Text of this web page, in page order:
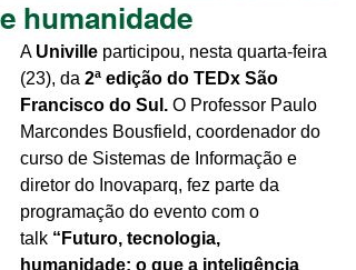
e humanidade
A Univille participou, nesta quarta-feira
(23), da 2ª edição do TEDx São
Francisco do Sul. O Professor Paulo
Marcondes Bousfield, coordenador do
curso de Sistemas de Informação e
diretor do Inovaparq, fez parte da
programação do evento com o
talk “Futuro, tecnologia,
humanidade: o que a inteligência